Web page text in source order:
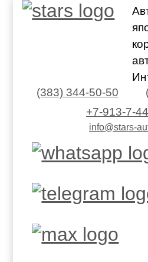
(383) 344-50-50
+7-913-7-
info@stars-